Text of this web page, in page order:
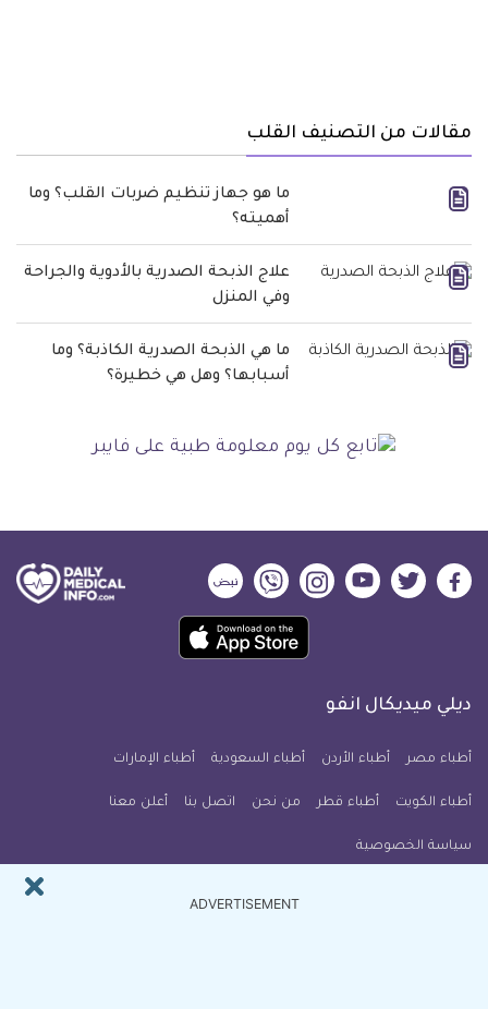
مقالات من التصنيف القلب
ما هو جهاز تنظيم ضربات القلب؟ وما
أهميته؟
علاج الذبحة الصدرية بالأدوية والجراحة
وفي المنزل
ما هي الذبحة الصدرية الكاذبة؟ وما
أسبابها؟ وهل هي خطيرة؟
ديلي
فيسبوك
ديلي
تويتر
ديلي
ميديكال
يوتيوب
ديلي
ميديكال
انفو
ديلي
ميديكال
انفو
ديلي
ميديكال
انفو
حمل
تطبيق
معلومة
للآيفون
ديلي ميديكال انفو
أطباء مصر أطباء الأردن أطباء السعودية أطباء الإمارات
أطباء الكويت أطباء قطر من نحن اتصل بنا أعلن معنا
سياسة الخصوصية
ADVERTISEMENT